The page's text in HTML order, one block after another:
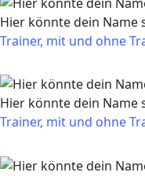
Hier könnte dein Name
Trainer, mit und ohne
Hier könnte dein Name
Trainer, mit und ohne